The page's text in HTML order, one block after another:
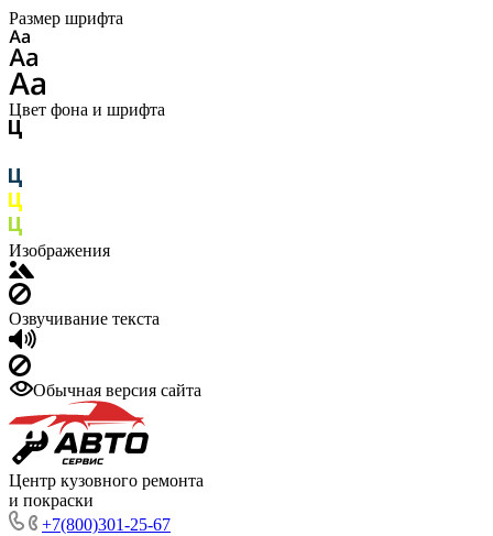
Размер шрифта
Цвет фона и шрифта
Изображения
Озвучивание текста
Обычная версия сайта
Центр кузовного ремонта
и покраски
+7(800)301-25-67